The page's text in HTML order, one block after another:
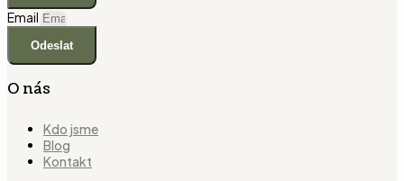
Email
Odeslat
O nás
Kdo jsme
Blog
Kontakt